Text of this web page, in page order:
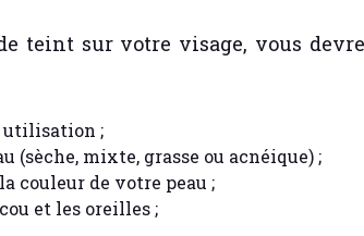
teint sur votre visage, vous
utilisation ;
mixte, grasse ou acnéique) ;
couleur de votre peau ;
et les oreilles ;